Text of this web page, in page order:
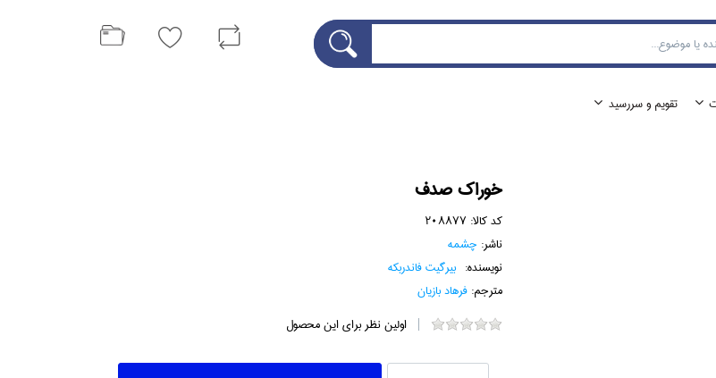
تقويم و سررسيد
خوراك صدف
کد کالا: 208877
ناشر: چشمه
نویسنده: بيرگيت فاندربكه
مترجم: فرهاد بازيان
اولین نظر برای این محصول